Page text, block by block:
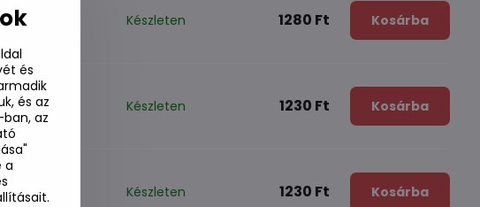
Készleten 1280 Ft Kosárba
Készleten 1230 Ft Kosárba
Készleten 1230 Ft Kosárba
és
és az
az
a